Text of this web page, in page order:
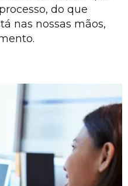
do que
nas nossas mãos,